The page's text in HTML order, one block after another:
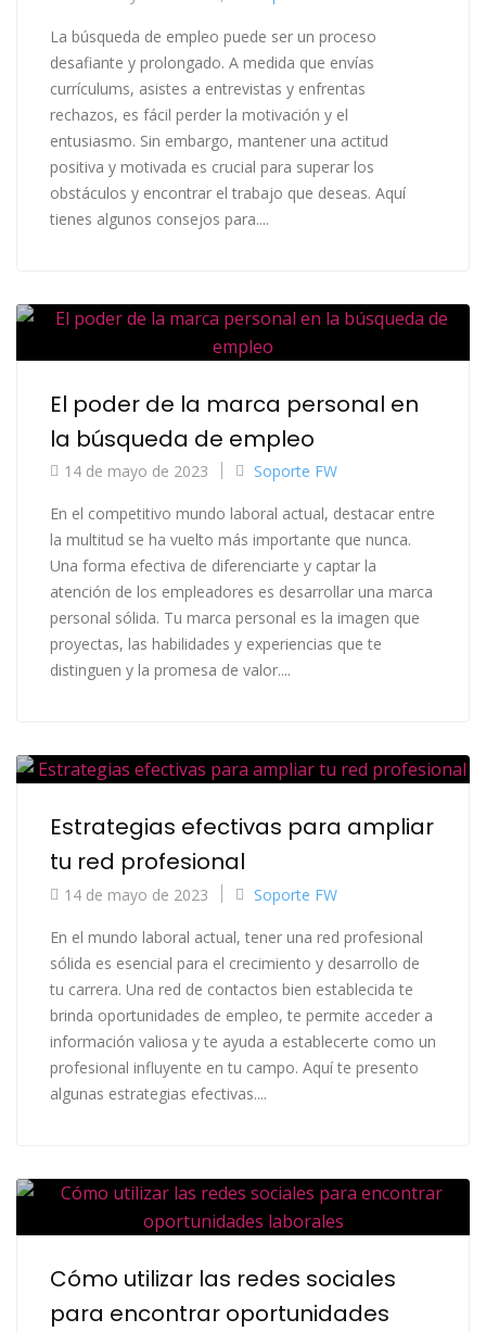
La búsqueda de empleo puede ser un proceso
desafiante y prolongado. A medida que envías
currículums, asistes a entrevistas y enfrentas
rechazos, es fácil perder la motivación y el
entusiasmo. Sin embargo, mantener una actitud
positiva y motivada es crucial para superar los
obstáculos y encontrar el trabajo que deseas. Aquí
tienes algunos consejos para....
El poder de la marca personal en
la búsqueda de empleo
14 de mayo de 2023 Soporte FW
En el competitivo mundo laboral actual, destacar entre
la multitud se ha vuelto más importante que nunca.
Una forma efectiva de diferenciarte y captar la
atención de los empleadores es desarrollar una marca
personal sólida. Tu marca personal es la imagen que
proyectas, las habilidades y experiencias que te
distinguen y la promesa de valor....
Estrategias efectivas para ampliar
tu red profesional
14 de mayo de 2023 Soporte FW
En el mundo laboral actual, tener una red profesional
sólida es esencial para el crecimiento y desarrollo de
tu carrera. Una red de contactos bien establecida te
brinda oportunidades de empleo, te permite acceder a
información valiosa y te ayuda a establecerte como un
profesional influyente en tu campo. Aquí te presento
algunas estrategias efectivas....
Cómo utilizar las redes sociales
para encontrar oportunidades